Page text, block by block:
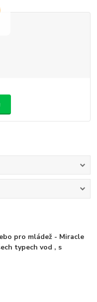
pro mládež - Miracle
typech vod , s